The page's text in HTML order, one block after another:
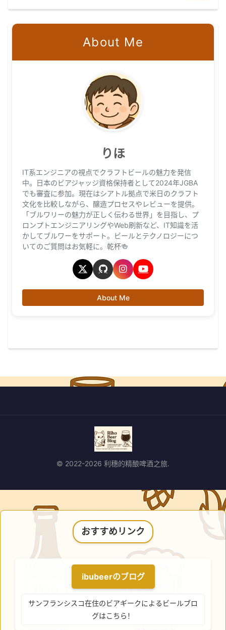
About Me
りほ
IT系エンジニアの視点でクラフトビールの魅力を発信
中。日本のビアジャッジ資格保持者として2024年JGBA
でも審査に参加。現在はシアトル拠点で米日のクラフト
文化を比較しながら、醸造プロセスやレビューを提供。
「ブルワリーの魅力が正しく伝わる世界」を目指し、プ
ロンプトエンジニアリングやWeb刷新など、IT知識を活
かしてブルワーをサポート。ビールとテクノロジーにつ
いてのご質問はお気軽に。乾杯🍻
About Me
© 2022-2026 利穗的精酿啤酒之旅.
おすすめリンク
ibubeerのブログ
サンフランシスコ在住のビアギークによるビールブロ
グはこちら！